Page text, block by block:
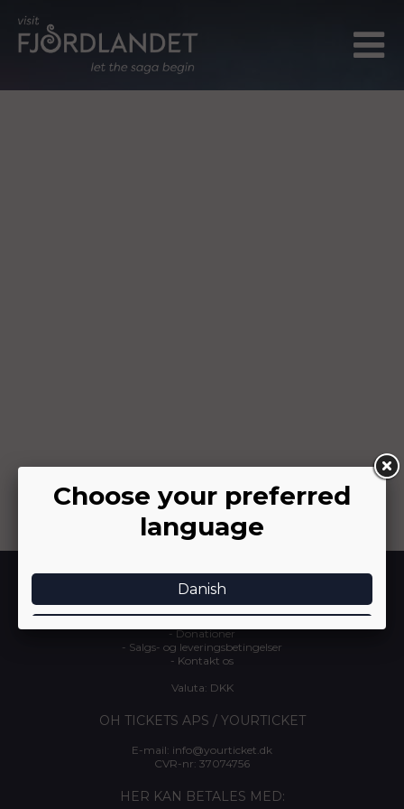
INFORMATION
-Om YourTicket
-Arrangør login
-Donationer
- Salgs- og leveringsbetingelser
- Kontakt os
Valuta: DKK
OH TICKETS APS / YOURTICKET
E-mail: info@yourticket.dk
CVR-nr: 37074756
HER KAN BETALES MED: